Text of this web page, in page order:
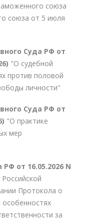
союза
союза от 5 июля
Суда РФ от
"О судебной
против половой
личности"
Суда РФ от
"О практике
мер
от 16.05.2026 N
Протокола о
за